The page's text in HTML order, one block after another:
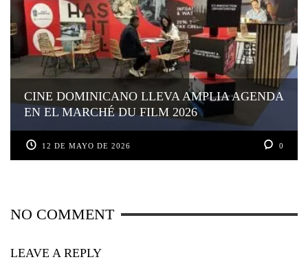
CINE DOMINICANO LLEVA AMPLIA AGENDA
EN EL MARCHÉ DU FILM 2026
12 DE MAYO DE 2026 0
NO COMMENT
LEAVE A REPLY